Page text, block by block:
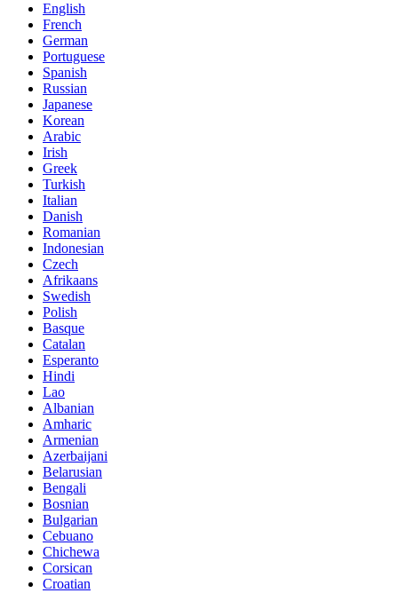
English
French
German
Portuguese
Spanish
Russian
Japanese
Korean
Arabic
Irish
Greek
Turkish
Italian
Danish
Romanian
Indonesian
Czech
Afrikaans
Swedish
Polish
Basque
Catalan
Esperanto
Hindi
Lao
Albanian
Amharic
Armenian
Azerbaijani
Belarusian
Bengali
Bosnian
Bulgarian
Cebuano
Chichewa
Corsican
Croatian